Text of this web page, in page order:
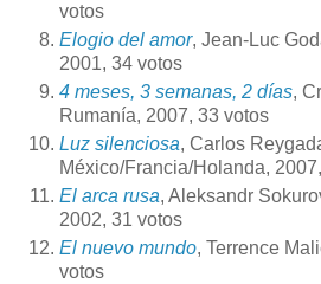
votos
Elogio del amor, Jean-Luc
2001, 34 votos
4 meses, 3 semanas, 2 días,
Rumanía, 2007, 33 votos
Luz silenciosa, Carlos
México/Francia/Holanda,
El arca rusa, Aleksandr
2002, 31 votos
El nuevo mundo, Terrence
votos